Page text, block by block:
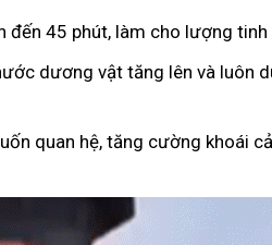
đến 45 phút, làm cho lượng
dương vật tăng lên và luôn
quan hệ, tăng cường khoái